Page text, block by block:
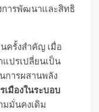
ารพัฒนาและสิทธิ
ครั้งสำคัญ เมื่อ
ปรเปลี่ยนเป็น
การผสานพลัง
เมืองในระบอบ
มมั่นคงเดิม